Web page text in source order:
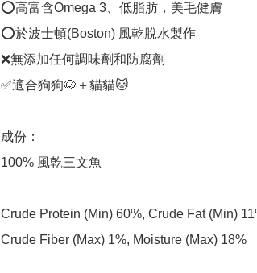
⭕️高富含Omega 3、低脂肪，美毛健膚
⭕️於波士頓(Boston) 風乾脫水製作
❌無添加任何調味劑和防腐劑
✅適合狗狗🐶＋貓貓🐱
成份：
100% 風乾三文魚
Crude Protein (Min) 60%, Crude Fat (Min)
Crude Fiber (Max) 1%, Moisture (Max) 18%